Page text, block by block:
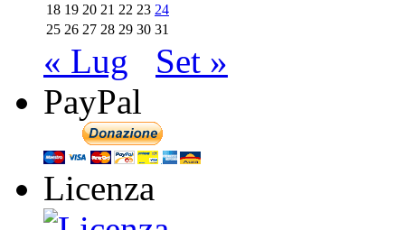
18 19 20 21 22 23 24
25 26 27 28 29 30 31
« Lug
Set »
PayPal
Licenza